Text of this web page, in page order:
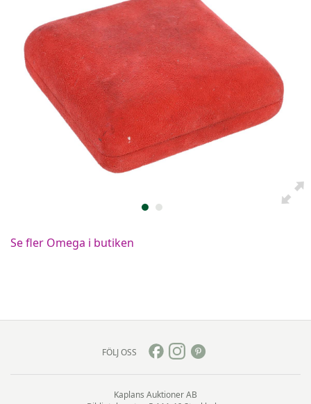
Se fler Omega i butiken
FÖLJ OSS
Kaplans Auktioner AB